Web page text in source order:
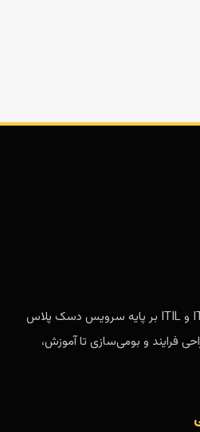
مدانت مجری پیاده‌سازی ITSM و ITIL بر پایه سرویس دسک پلاس
فرایند و بومی‌سازی تا آموزش،